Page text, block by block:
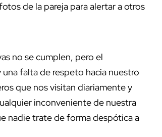
de la pareja para alertar a otros
no se cumplen, pero el
falta de respeto hacia nuestro
que nos visitan diariamente y
inconveniente de nuestra
nadie trate de forma despótica a